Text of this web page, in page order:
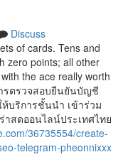
Discuss
of cards. Tens and
zero points; all other
the ace really worth
รตรวจสอบยืนยันบัญชี
บริการชั้นนำ เข้าร่วม
าสดออนไลน์ประเทศไทย
36735554/create-
telegram-pheonnixxx